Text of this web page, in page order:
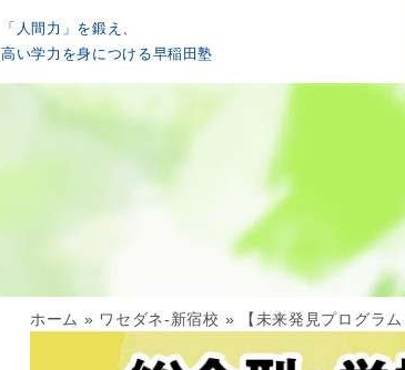
「人間力」を鍛え、
高い学力を身につける早稲田塾
ホーム » ワセダネ-新宿校 » 【未来発見プログラ